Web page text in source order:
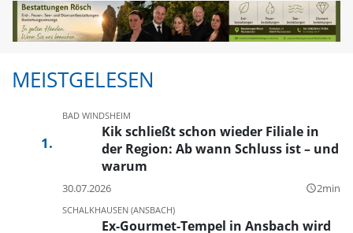
MEISTGELESEN
BAD WINDSHEIM
Kik schließt schon wieder Filiale in
der Region: Ab wann Schluss ist – und
warum
30.07.2026 query_builder2min
SCHALKHAUSEN (ANSBACH)
Ex-Gourmet-Tempel in Ansbach wird